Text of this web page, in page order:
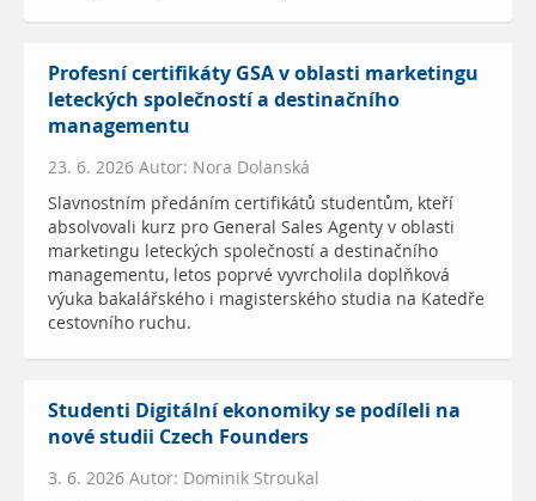
Profesní certifikáty GSA v oblasti marketingu
leteckých společností a destinačního
managementu
23. 6. 2026 Autor: Nora Dolanská
Slavnostním předáním certifikátů studentům, kteří
absolvovali kurz pro General Sales Agenty v oblasti
marketingu leteckých společností a destinačního
managementu, letos poprvé vyvrcholila doplňková
výuka bakalářského i magisterského studia na Katedře
cestovního ruchu.
Studenti Digitální ekonomiky se podíleli na
nové studii Czech Founders
3. 6. 2026 Autor: Dominik Stroukal